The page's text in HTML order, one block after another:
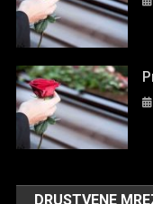
DRUSTVENE